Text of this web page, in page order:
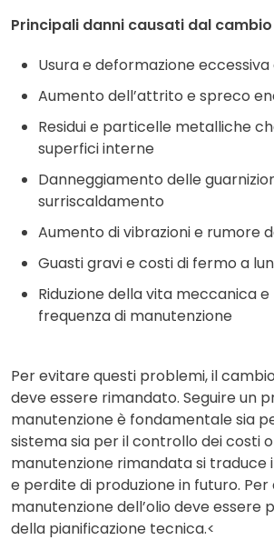
Principali danni causati dal
Usura e deformazione
Aumento dell’attrito e spreco
Residui e particelle metalliche
superfici interne
Danneggiamento delle
surriscaldamento
Aumento di vibrazioni e rumore
Guasti gravi e costi di fermo a
Riduzione della vita meccanica
frequenza di manutenzione
Per evitare questi problemi, il
deve essere rimandato. Seguire un
manutenzione è fondamentale sia
sistema sia per il controllo dei costi
manutenzione rimandata si traduce
e perdite di produzione in futuro.
manutenzione dell’olio deve
della pianificazione tecnica.<